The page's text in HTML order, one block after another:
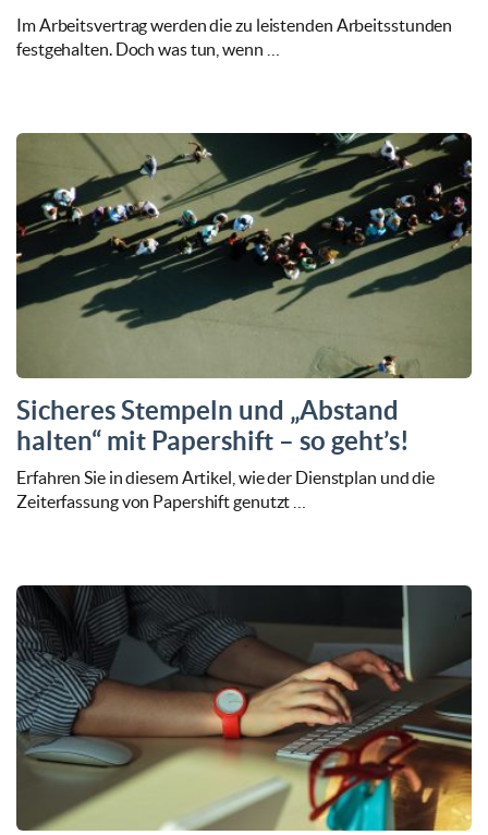
Im Arbeitsvertrag werden die zu leistenden Arbeitsstunden
festgehalten. Doch was tun, wenn …
Sicheres Stempeln und „Abstand
halten“ mit Papershift – so geht’s!
Erfahren Sie in diesem Artikel, wie der Dienstplan und die
Zeiterfassung von Papershift genutzt …